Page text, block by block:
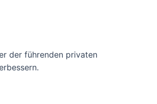
der führenden privaten